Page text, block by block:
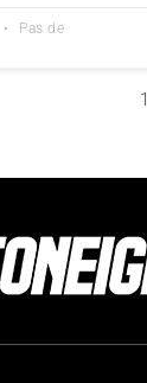
Pas de
1